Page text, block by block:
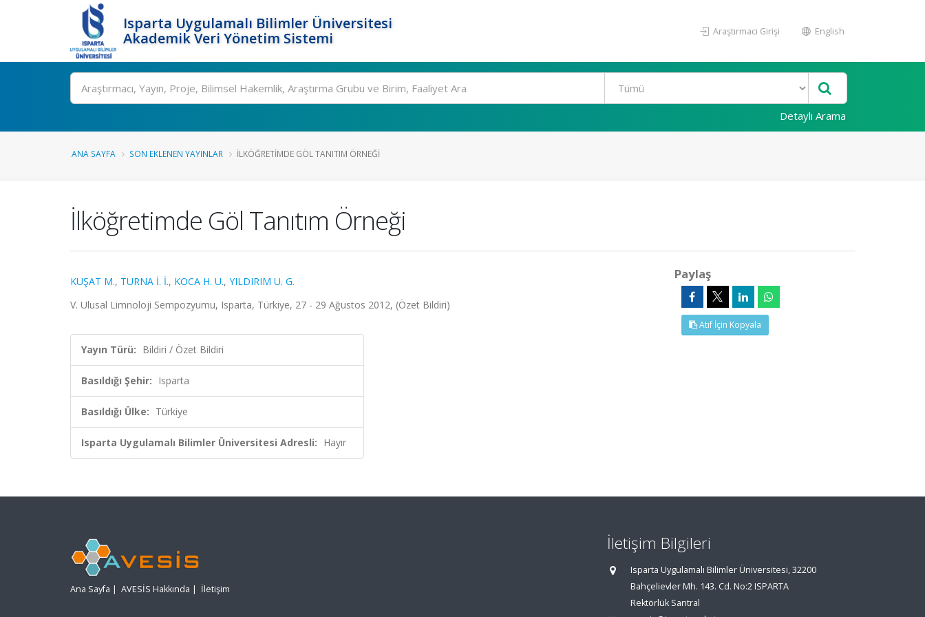
Isparta Uygulamalı Bilimler Üniversitesi
Akademik Veri Yönetim Sistemi
Araştırmacı Girişi English
Ara
Detaylı Arama
ANA SAYFA SON EKLENEN YAYINLAR İLKÖĞRETIMDE GÖL TANITIM ÖRNEĞI
İlköğretimde Göl Tanıtım Örneği
KUŞAT M., TURNA İ. İ., KOCA H. U., YILDIRIM U. G.
V. Ulusal Limnoloji Sempozyumu, Isparta, Türkiye, 27 - 29 Ağustos 2012, (Özet Bildiri)
Yayın Türü: Bildiri / Özet Bildiri
Basıldığı Şehir: Isparta
Basıldığı Ülke: Türkiye
Isparta Uygulamalı Bilimler Üniversitesi Adresli: Hayır
Paylaş
Atıf İçin Kopyala
Ana Sayfa | AVESİS Hakkında | İletişim
İletişim Bilgileri
Isparta Uygulamalı Bilimler Üniversitesi, 32200
Bahçelievler Mh. 143. Cd. No:2 ISPARTA
Rektörlük Santral